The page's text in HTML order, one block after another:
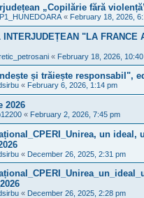
„Copilărie fără
« February 18, 2026,
INTERJUDEȚEAN "LA FRANCE
« February 18, 2026,
și trăiește responsabil",
« February 6, 2026, 1:14 pm
2026
« February 2, 2026, 7:45 pm
un ideal,
« December 26, 2025, 2:31 pm
« December 26, 2025, 2:28 pm